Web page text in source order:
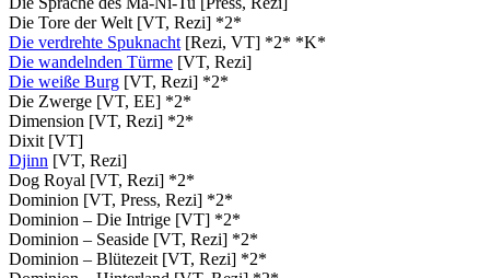
Die Tore der Welt [VT, Rezi] *2*
Die verdrehte Spuknacht [Rezi, VT] *2* *K*
Die wandelnden Türme [VT, Rezi]
Die weiße Burg [VT, Rezi] *2*
Die Zwerge [VT, EE] *2*
Dimension [VT, Rezi] *2*
Dixit [VT]
Djinn [VT, Rezi]
Dog Royal [VT, Rezi] *2*
Dominion [VT, Press, Rezi] *2*
Dominion – Die Intrige [VT] *2*
Dominion – Seaside [VT, Rezi] *2*
Dominion – Blütezeit [VT, Rezi] *2*